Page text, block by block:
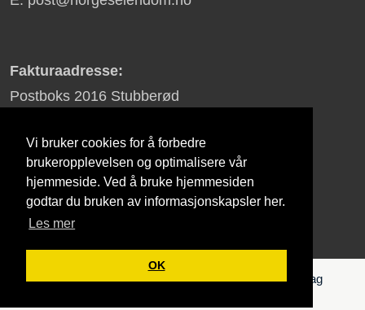
Vi bruker cookies for å forbedre
brukeropplevelsen og optimalisere vår
hjemmeside. Ved å bruke hjemmesiden
godtar du bruken av informasjonskapsler her.
Les mer
OK
Fakturaadresse:
Postboks 2016 Stubberød
Ard Group
© 2026 - NorgesEiendom | All Rights Reserved | Lag